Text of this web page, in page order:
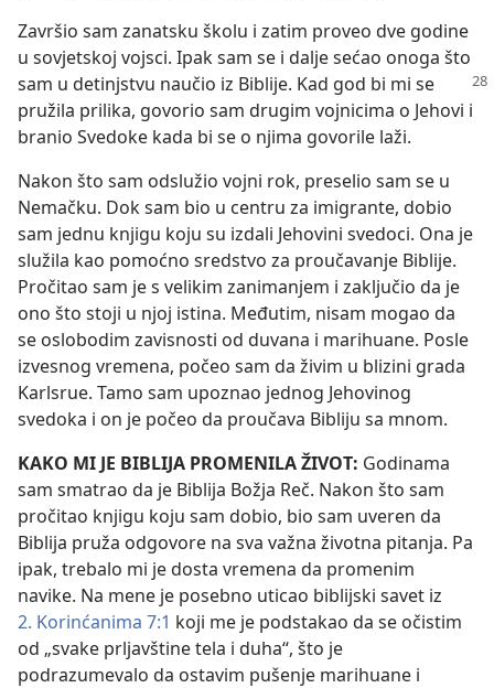
Završio sam zanatsku školu i zatim proveo dve godine
u sovjetskoj vojsci. Ipak sam se i dalje sećao onoga što
sam u detinjstvu naučio iz Biblije. Kad god bi mi se
pružila prilika, govorio sam drugim vojnicima o Jehovi i
branio Svedoke kada bi se o njima govorile laži.
Nakon što sam odslužio vojni rok, preselio sam se u
Nemačku. Dok sam bio u centru za imigrante, dobio
sam jednu knjigu koju su izdali Jehovini svedoci. Ona je
služila kao pomoćno sredstvo za proučavanje Biblije.
Pročitao sam je s velikim zanimanjem i zaključio da je
ono što stoji u njoj istina. Međutim, nisam mogao da
se oslobodim zavisnosti od duvana i marihuane. Posle
izvesnog vremena, počeo sam da živim u blizini grada
Karlsrue. Tamo sam upoznao jednog Jehovinog
svedoka i on je počeo da proučava Bibliju sa mnom.
KAKO MI JE BIBLIJA PROMENILA ŽIVOT: Godinama
sam smatrao da je Biblija Božja Reč. Nakon što sam
pročitao knjigu koju sam dobio, bio sam uveren da
Biblija pruža odgovore na sva važna životna pitanja. Pa
ipak, trebalo mi je dosta vremena da promenim
navike. Na mene je posebno uticao biblijski savet iz
2. Korinćanima 7:1 koji me je podstakao da se očistim
od „svake prljavštine tela i duha“, što je
podrazumevalo da ostavim pušenje marihuane i